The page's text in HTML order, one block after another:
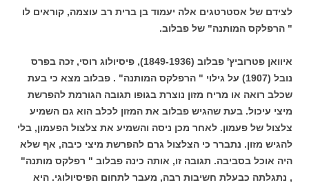
לצידם של אסטרטגים אלה יעמוד בן ברית רב עוצמה, קוראים לו
" הרפלקס המותנה" של פבלוב.
איוואן
פטרוביץ' פבלוב (1849-1936), פיסיולוג רוסי, זכה בפרס
נובל (1907) על גילוי " הרפלקס המותנה" . פבלוב מצא כי בעת
שכלב רואה או מריח מזון נוצרת בגופו תגובה הגורמת להפרשת
מיצי עיכול. בעת שהגיש פבלוב את המזון לכלב הוא גם השמיע
צלצול של פעמון. לאחר מכן ניסה והשמיע את צלצול הפעמון, בלי
להגיש מזון. נתברר כי הצלצול גרם להפרשת מיצי כיבה, אף שלא
היה אוכל בסביבה. תגובה זו, אותה כינה פבלוב " רפלקס מותנה"
, נתגלתה כבעלת חשיבות רבה, מעבר לתחום הפיסיולוגי. היא